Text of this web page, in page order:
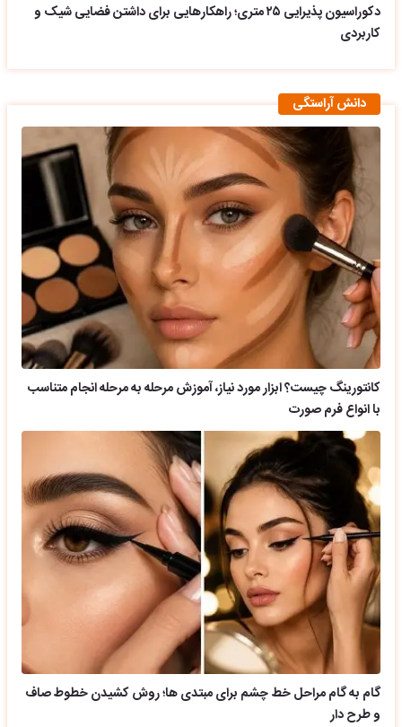
دکوراسیون پذیرایی ۲۵ متری؛ راهکارهایی برای داشتن فضایی شیک و
کاربردی
دانش آراستگی
کانتورینگ چیست؟ ابزار مورد نیاز، آموزش مرحله به مرحله انجام متناسب
با انواع فرم صورت
گام به گام مراحل خط چشم برای مبتدی ها؛ روش کشیدن خطوط صاف
و طرح دار